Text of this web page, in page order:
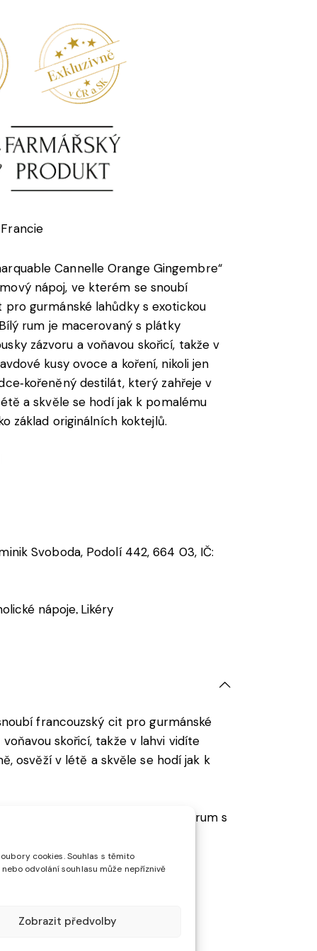
cookies. Souhlas s těmito
odvolání souhlasu může nepříznivě
Zobrazit předvolby
Cannelle Orange Gingembre“
nápoj, ve kterém se snoubí
pro gurmánské lahůdky s exotickou
rum je macerovaný s plátky
zázvoru a voňavou skořicí, takže v
kusy ovoce a koření, nikoli jen
destilát, který zahřeje v
a skvěle se hodí jak k pomalému
základ originálních koktejlů.
Svoboda, Podolí 442, 664 03, IČ:
nápoje, Likéry
francouzský cit pro gurmánské
skořicí, takže v lahvi vidíte
osvěží v létě a skvěle se hodí jak k
ručně kombinuje kvalitní bílý rum s
přirozené aroma i vzhled